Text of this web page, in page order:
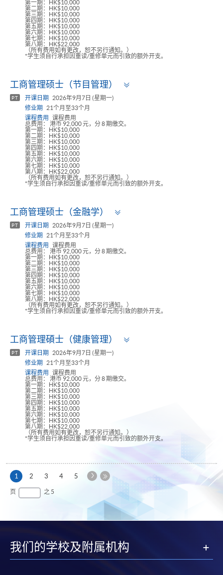
第一期：HK$10,000
第二期：HK$10,000
第三期：HK$10,000
第四期：HK$10,000
第五期：HK$10,000
第六期：HK$10,000
第七期：HK$10,000
第八期：HK$22,000
（所有费用如有更改，恕不另行通知。）
*学生须自行承担因重读/重修单元而引致的额外开支。
工商管理硕士（节目管理）
PT 开课日期
2026年9月7日 (星期一)
修业期
21个月至33个月
课程费用
课程费用
总费用： 港币 92,000 元，分 8 期缴交。
第一期：HK$10,000
第二期：HK$10,000
第三期：HK$10,000
第四期：HK$10,000
第五期：HK$10,000
第六期：HK$10,000
第七期：HK$10,000
第八期：HK$22,000
（所有费用如有更改，恕不另行通知。）
*学生须自行承担因重读/重修单元而引致的额外开支。
工商管理硕士（金融学）
PT 开课日期
2026年9月7日 (星期一)
修业期
21个月至33个月
课程费用
课程费用
总费用： 港币 92,000 元，分 8 期缴交。
第一期：HK$10,000
第二期：HK$10,000
第三期：HK$10,000
第四期：HK$10,000
第五期：HK$10,000
第六期：HK$10,000
第七期：HK$10,000
第八期：HK$22,000
（所有费用如有更改，恕不另行通知。）
*学生须自行承担因重读/重修单元而引致的额外开支。
工商管理碩士（健康管理）
PT 开课日期
2026年9月7日 (星期一)
修业期
21个月至33个月
课程费用
课程费用
总费用： 港币 92,000 元，分 8 期缴交。
第一期：HK$10,000
第二期：HK$10,000
第三期：HK$10,000
第四期：HK$10,000
第五期：HK$10,000
第六期：HK$10,000
第七期：HK$10,000
第八期：HK$22,000
（所有费用如有更改，恕不另行通知。）
*学生须自行承担因重读/重修单元而引致的额外开支。
1 本
页
2 3 4 5
下
后
页 之 5
我们的学校及附属机构